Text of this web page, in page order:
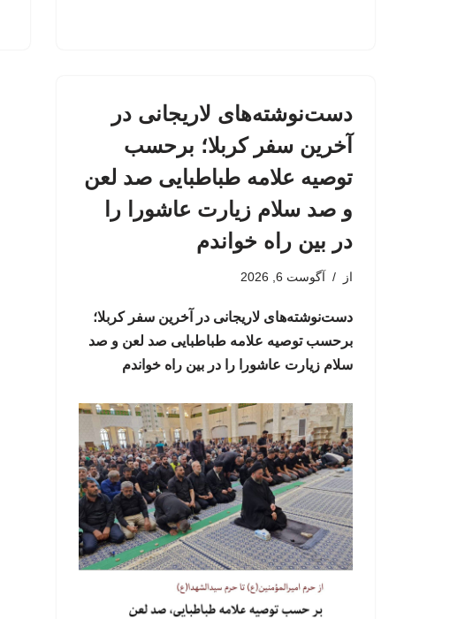
دست‌نوشته‌های لاریجانی در
آخرین سفر کربلا؛ برحسب
توصیه علامه طباطبایی صد لعن
و صد سلام زیارت عاشورا را
در بین راه خواندم
از آگوست 6, 2026
دست‌نوشته‌های لاریجانی در آخرین سفر کربلا؛
برحسب توصیه علامه طباطبایی صد لعن و صد
سلام زیارت عاشورا را در بین راه خواندم